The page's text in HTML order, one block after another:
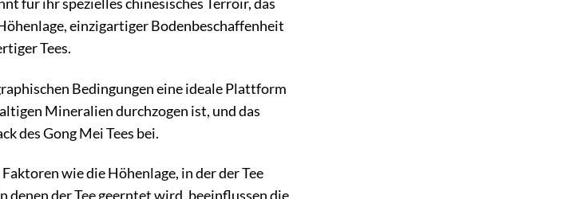
für ihr spezielles chinesisches Terroir, das
einzigartiger Bodenbeschaffenheit
Tees.
Bedingungen eine ideale Plattform
Mineralien durchzogen ist, und das
des Gong Mei Tees bei.
wie die Höhenlage, in der der Tee